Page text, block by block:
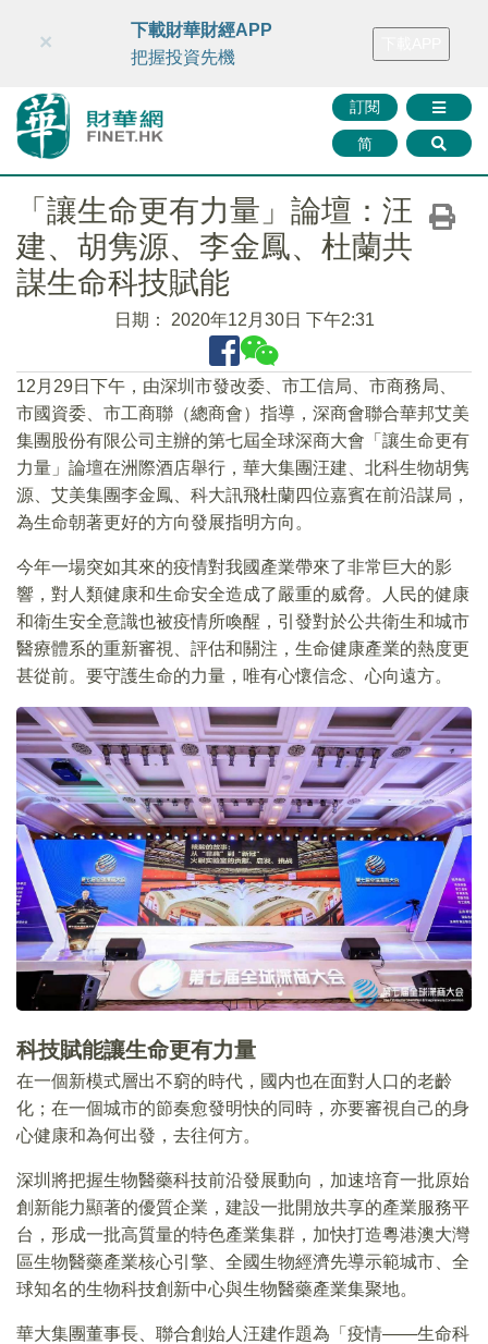
財華智庫網 FINTV FINMETA 財華證券 媒體矩陣
訂閱
简
×
下載財華財經APP
把握投資先機
「讓生命更有力量」論壇：汪
建、胡隽源、李金鳳、杜蘭共
謀生命科技賦能
日期： 2020年12月30日 下午2:31
12月29日下午，由深圳市發改委、市工信局、市商務局、
市國資委、市工商聯（總商會）指導，深商會聯合華邦艾美
集團股份有限公司主辦的第七屆全球深商大會「讓生命更有
力量」論壇在洲際酒店舉行，華大集團汪建、北科生物胡隽
源、艾美集團李金鳳、科大訊飛杜蘭四位嘉賓在前沿謀局，
為生命朝著更好的方向發展指明方向。
今年一場突如其來的疫情對我國產業帶來了非常巨大的影
響，對人類健康和生命安全造成了嚴重的威脅。人民的健康
和衛生安全意識也被疫情所喚醒，引發對於公共衛生和城市
醫療體系的重新審視、評估和關注，生命健康產業的熱度更
甚從前。要守護生命的力量，唯有心懷信念、心向遠方。
科技賦能讓生命更有力量
在一個新模式層出不窮的時代，國内也在面對人口的老齡
化；在一個城市的節奏愈發明快的同時，亦要審視自己的身
心健康和為何出發，去往何方。
深圳將把握生物醫藥科技前沿發展動向，加速培育一批原始
創新能力顯著的優質企業，建設一批開放共享的產業服務平
台，形成一批高質量的特色產業集群，加快打造粵港澳大灣
區生物醫藥產業核心引擎、全國生物經濟先導示範城市、全
球知名的生物科技創新中心與生物醫藥產業集聚地。
華大集團董事長、聯合創始人汪建作題為「疫情——生命科